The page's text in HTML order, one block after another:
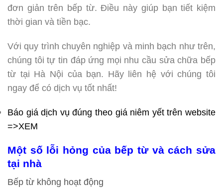
đơn giản trên bếp từ. Điều này giúp bạn tiết kiệm
thời gian và tiền bạc.
Với quy trình chuyên nghiệp và minh bạch như trên,
chúng tôi tự tin đáp ứng mọi nhu cầu sửa chữa bếp
từ tại Hà Nội của bạn. Hãy liên hệ với chúng tôi
ngay để có dịch vụ tốt nhất!
Báo giá dịch vụ đúng theo giá niêm yết trên website
=>XEM
Một số lỗi hỏng của bếp từ và cách sửa
tại nhà
Bếp từ không hoạt động